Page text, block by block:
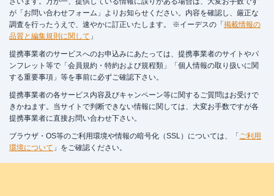
が「 お問い合わせフォーム 」よりお知らせください。内容を確認し、厳正な
調査を行ったうえで、速やかに訂正いたします。 ※イーデスの「 掲載情報の
品質と編集規則に関して 」
提携事業者のサービスへのお申込みにあたっては、提携事業者のサイトやパ
ンフレット等で「会員規約・特約および規程類」「個人情報の取り扱いに関
する重要事項」等を事前に必ずご確認下さい。
提携事業者の各サービス内容及びキャンペーン等に関するご質問はお受けで
きかねます。当サイトで判断できない情報に関しては、大変お手数ですが各
提携事業者に直接お問い合わせ下さい。
ブラウザ・OS等のご利用環境や情報の暗号化（SSL）については、「 ご利用
環境について 」をご確認ください。